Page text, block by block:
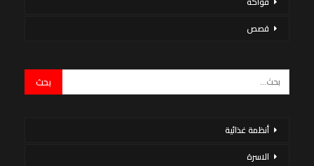
قصص
أنظمة غذائية
الاسرة